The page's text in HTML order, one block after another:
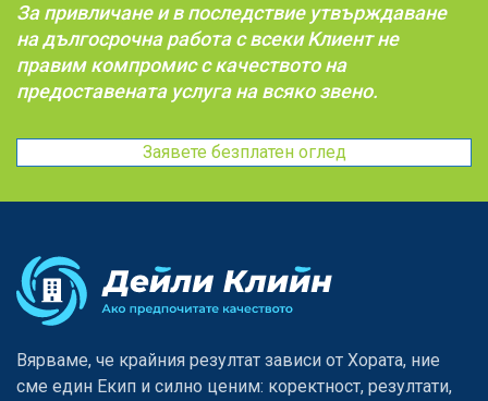
За привличане и в последствие утвърждаване
на дългосрочна работа с всеки Kлиент не
правим компромис с качеството на
предоставената услуга на всяко звено.
Заявете безплатен оглед
Вярваме, че крайния резултат зависи от Хората, ние
сме един Eкип и силно ценим: коректност, резултати,